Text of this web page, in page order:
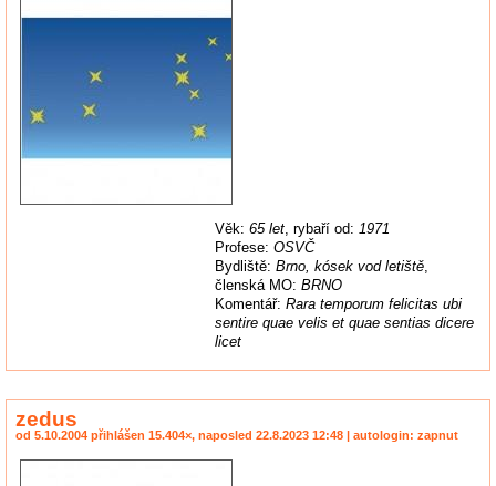
Věk: 65 let, rybaří od: 1971
Profese: OSVČ
Bydliště: Brno, kósek vod letiště,
členská MO: BRNO
Komentář: Rara temporum felicitas ubi
sentire quae velis et quae sentias dicere
licet
zedus
od 5.10.2004 přihlášen 15.404×, naposled 22.8.2023 12:48 | autologin: zapnut